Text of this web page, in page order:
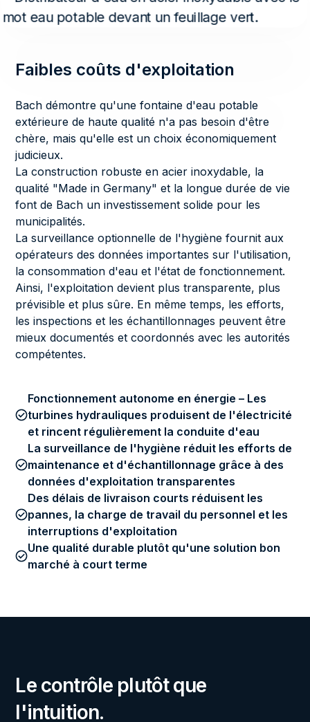
Faibles coûts d'exploitation
Bach démontre qu'une fontaine d'eau potable
extérieure de haute qualité n'a pas besoin d'être
chère, mais qu'elle est un choix économiquement
judicieux.
La construction robuste en acier inoxydable, la
qualité "Made in Germany" et la longue durée de vie
font de Bach un investissement solide pour les
municipalités.
La surveillance optionnelle de l'hygiène fournit aux
opérateurs des données importantes sur l'utilisation,
la consommation d'eau et l'état de fonctionnement.
Ainsi, l'exploitation devient plus transparente, plus
prévisible et plus sûre. En même temps, les efforts,
les inspections et les échantillonnages peuvent être
mieux documentés et coordonnés avec les autorités
compétentes.
Fonctionnement autonome en énergie – Les
turbines hydrauliques produisent de l'électricité
et rincent régulièrement la conduite d'eau
La surveillance de l'hygiène réduit les efforts de
maintenance et d'échantillonnage grâce à des
données d'exploitation transparentes
Des délais de livraison courts réduisent les
pannes, la charge de travail du personnel et les
interruptions d'exploitation
Une qualité durable plutôt qu'une solution bon
marché à court terme
Le contrôle plutôt que
l'intuition.